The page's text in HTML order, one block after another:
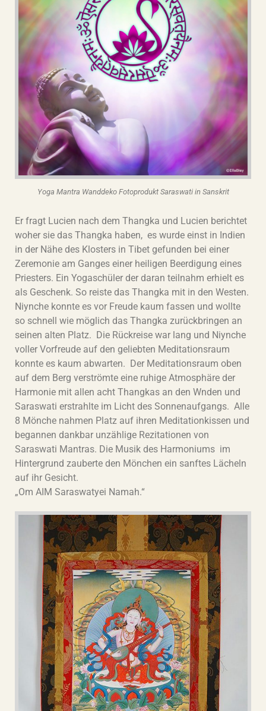
Yoga Mantra Wanddeko Fotoprodukt Saraswati in Sanskrit
Er fragt Lucien nach dem Thangka und Lucien berichtet
woher sie das Thangka haben, es wurde einst in Indien
in der Nähe des Klosters in Tibet gefunden bei einer
Zeremonie am Ganges einer heiligen Beerdigung eines
Priesters. Ein Yogaschüler der daran teilnahm erhielt es
als Geschenk. So reiste das Thangka mit in den Westen.
Niynche konnte es vor Freude kaum fassen und wollte
so schnell wie möglich das Thangka zurückbringen an
seinen alten Platz. Die Rückreise war lang und Niynche
voller Vorfreude auf den geliebten Meditationsraum
konnte es kaum abwarten. Der Meditationsraum oben
auf dem Berg verströmte eine ruhige Atmosphäre der
Harmonie mit allen acht Thangkas an den Wnden und
Saraswati erstrahlte im Licht des Sonnenaufgangs. Alle
8 Mönche nahmen Platz auf ihren Meditationkissen und
begannen dankbar unzählige Rezitationen von
Saraswati Mantras. Die Musik des Harmoniums im
Hintergrund zauberte den Mönchen ein sanftes Lächeln
auf ihr Gesicht.
„Om AIM Saraswatyei Namah.“